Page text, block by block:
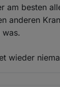
am besten
anderen
wieder